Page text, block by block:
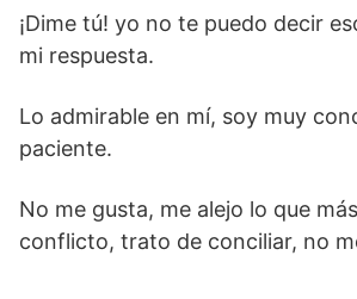
¡Dime tú! yo no te puedo decir
mi respuesta.
Lo admirable en mí, soy muy
paciente.
No me gusta, me alejo lo que
conflicto, trato de conciliar, no